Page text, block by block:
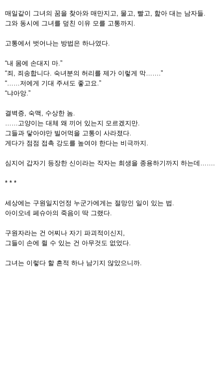
매일같이 그녀의 꿈을 찾아와 매만지고, 물고, 빨고, 핥아 대는 남자들.
그와 동시에 그녀를 덮친 이유 모를 고통까지.
고통에서 벗어나는 방법은 하나였다.
“내 몸에 손대지 마.”
“죄, 죄송합니다. 숙녀분의 허리를 제가 이렇게 막…….”
“……저에게 기대 주셔도 좋고요.”
“냐아앙.”
결벽증, 숙맥, 수상한 놈.
……고양이는 대체 왜 끼어 있는지 모르겠지만.
그들과 닿아야만 빌어먹을 고통이 사라졌다.
게다가 점점 접촉 강도를 높여야 한다는 비극까지.
심지어 갑자기 등장한 신이라는 작자는 희생을 종용하기까지 하는데…….
* * *
세상에는 구원일지언정 누군가에게는 절망인 일이 있는 법.
아이오네 페슈아의 죽음이 딱 그랬다.
구원자라는 건 어찌나 자기 파괴적이신지,
그들이 손에 쥘 수 있는 건 아무것도 없었다.
그녀는 이렇다 할 흔적 하나 남기지 않았으니까.